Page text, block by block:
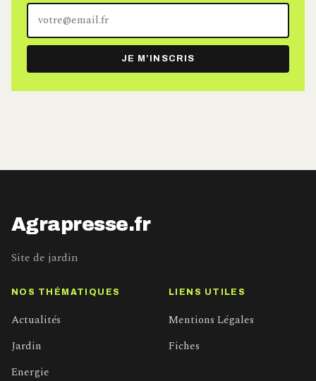
Votre
adresse
e-
mail
JE M’INSCRIS
Agrapresse.fr
Site de jardin
NOS THÉMATIQUES
Actualités
Jardin
Energie
LIENS UTILES
Mentions Légales
Fiches